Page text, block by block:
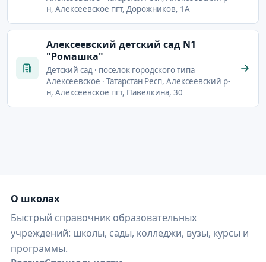
н, Алексеевское пгт, Дорожников, 1А
Алексеевский детский сад N1
"Ромашка"
Детский сад · поселок городского типа
Алексеевское · Татарстан Респ, Алексеевский р-
н, Алексеевское пгт, Павелкина, 30
О школах
Быстрый справочник образовательных
учреждений: школы, сады, колледжи, вузы, курсы и
программы.